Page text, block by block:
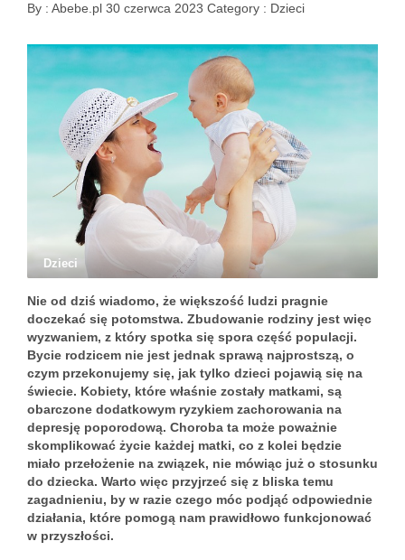
By : Abebe.pl 30 czerwca 2023 Category : Dzieci
Dzieci
Nie od dziś wiadomo, że większość ludzi pragnie
doczekać się potomstwa. Zbudowanie rodziny jest więc
wyzwaniem, z który spotka się spora część populacji.
Bycie rodzicem nie jest jednak sprawą najprostszą, o
czym przekonujemy się, jak tylko dzieci pojawią się na
świecie. Kobiety, które właśnie zostały matkami, są
obarczone dodatkowym ryzykiem zachorowania na
depresję poporodową. Choroba ta może poważnie
skomplikować życie każdej matki, co z kolei będzie
miało przełożenie na związek, nie mówiąc już o stosunku
do dziecka. Warto więc przyjrzeć się z bliska temu
zagadnieniu, by w razie czego móc podjąć odpowiednie
działania, które pomogą nam prawidłowo funkcjonować
w przyszłości.